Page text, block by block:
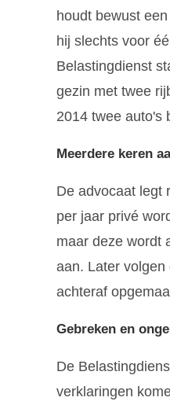
houdt bewust
hij slechts voor
Belastingdienst
gezin met twee
2014 twee auto's
Meerdere keren
De advocaat legt
per jaar privé
maar deze wordt
aan. Later
achteraf
Gebreken en
De
verklaringen